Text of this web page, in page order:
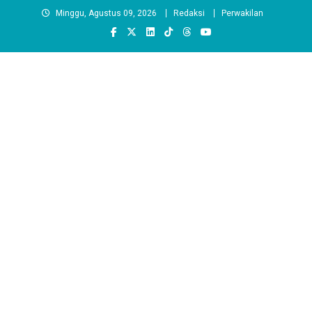
Minggu, Agustus 09, 2026 Redaksi Perwakilan